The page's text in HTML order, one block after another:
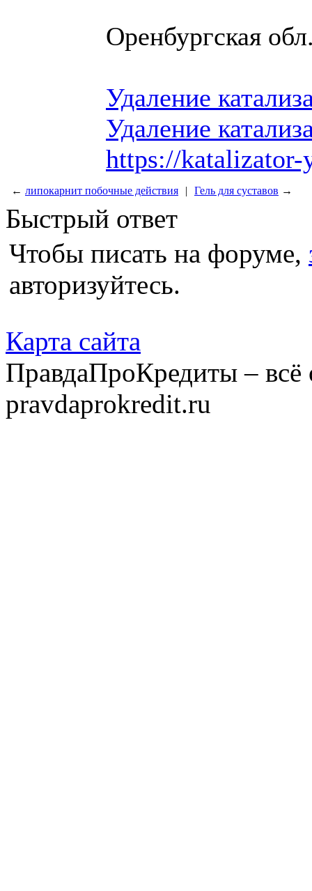
Оренбургская
Удаление
Удаление
https://katalizator-
← липокарнит побочные действия | Гель для суставов →
Быстрый ответ
Чтобы писать на форуме,
авторизуйтесь.
Карта сайта
ПравдаПроКредиты –
pravdaprokredit.ru